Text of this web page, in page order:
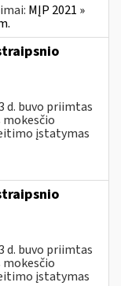
MĮP 2021 »
d. buvo priimtas
įstatymas
d. buvo priimtas
įstatymas